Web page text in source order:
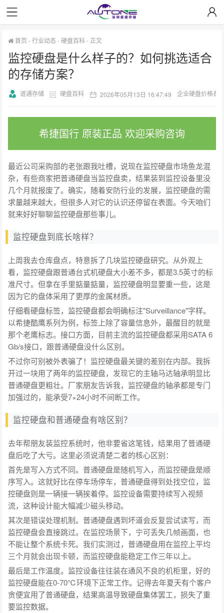
首页 -行业动态-硬盘百科- 正文
监控硬盘是什么样子的？如何挑选适合
的存储方案？
道通存储 硬盘百科 2026年05月13日 16:47:49 企业硬盘价格表
希捷国行 原装正品 欢迎采购咨询
最近公司采购部的老张跟我吐槽，说现在监控硬盘市场鱼龙混
杂，有些商家把普通硬盘当监控盘卖，结果装到监控设备里没
几个月就报废了。确实，随着安防行业的发展，监控硬盘的需
求量越来越大，但很多人对它的认识还停留在表面。今天咱们
就来好好聊聊监控硬盘那些事儿。
监控硬盘到底长啥样？
上周我去仓库盘点，特意拆了几块监控硬盘研究。从外观上
看，监控硬盘跟普通台式机硬盘大小差不多，都是3.5英寸的标
准尺寸。但拿在手里掂量掂量，监控硬盘明显要重一些，这是
因为它的盘体采用了更厚的金属材质。
仔细看硬盘标签，监控硬盘都会明确标注"Surveillance"字样。
以希捷酷鹰系列为例，标签上除了容量信息外，最醒目的就是
那个老鹰标志。接口方面，目前主流的监控硬盘都采用SATA 6
Gb/s接口，跟普通硬盘没什么区别。
不过你可别被外表骗了！监控硬盘最关键的差别在内部。我拆
开过一块用了两年的监控硬盘，发现它的主轴马达轴承明显比
普通硬盘更粗壮。厂家朋友告诉我，监控硬盘的轴承都是专门
加强过的，能承受7×24小时不间断工作。
监控硬盘和普通硬盘有啥区别？
去年帮朋友装监控系统时，他非要省这笔钱，结果用了普通硬
盘后吃了大亏。这里必须说清楚二者的核心区别：
首先是写入方式不同。普通硬盘是随机写入，而监控硬盘是顺
序写入。这就好比在停车场停车，普通硬盘得到处找空位，监
控硬盘则是一辆接一辆挨着停。监控设备需要持续写入视频
流，这种设计能大幅减少磁头移动。
其次是错误处理机制。普通硬盘遇到坏道会反复尝试读写，而
监控硬盘会直接跳过。在监控场景下，宁可丢失几帧画面，也
不能让整个系统卡死。我们实测过，普通硬盘用在监控上平均
三个月就会出现卡顿，而监控硬盘能稳定工作三年以上。
最后是工作温度。监控设备往往装在通风不良的机柜里，好的
监控硬盘能在0-70℃环境下正常工作。记得去年夏天有个客户
贪便宜用了普通硬盘，结果高温导致硬盘集体罢工，损失了重
要监控数据。